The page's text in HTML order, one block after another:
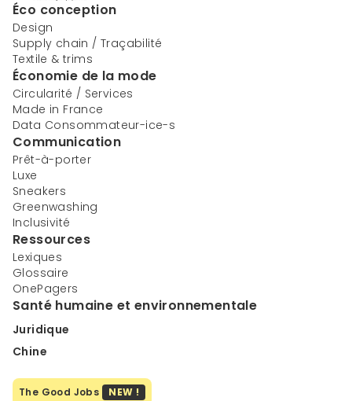
Éco conception
Design
Supply chain / Traçabilité
Textile & trims
Économie de la mode
Circularité / Services
Made in France
Data Consommateur-ice-s
Communication
Prêt-à-porter
Luxe
Sneakers
Greenwashing
Inclusivité
Ressources
Lexiques
Glossaire
OnePagers
Santé humaine et environnementale
Juridique
Chine
The Good Jobs NEW !